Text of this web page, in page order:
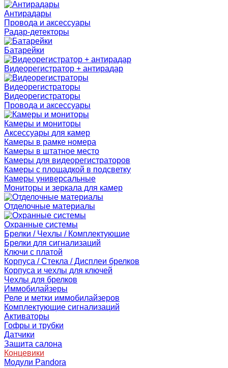
Антирадары
Провода и аксессуары
Радар-детекторы
Батарейки
Видеорегистратор + антирадар
Видеорегистраторы
Видеорегистраторы
Провода и аксессуары
Камеры и мониторы
Аксессуары для камер
Камеры в рамке номера
Камеры в штатное место
Камеры для видеорегистраторов
Камеры с площадкой в подсветку
Камеры универсальные
Мониторы и зеркала для камер
Отделочные материалы
Охранные системы
Брелки / Чехлы / Комплектующие
Брелки для сигнализаций
Ключи с платой
Корпуса / Стекла / Дисплеи брелков
Корпуса и чехлы для ключей
Чехлы для брелков
Иммобилайзеры
Реле и метки иммобилайзеров
Комплектующие сигнализаций
Активаторы
Гофры и трубки
Датчики
Защита салона
Концевики
Модули Pandora